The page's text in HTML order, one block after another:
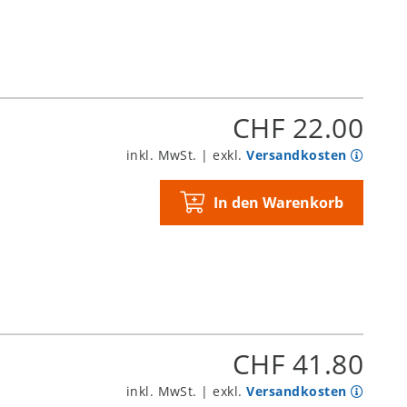
CHF 22.00
inkl. MwSt. | exkl.Versandkosten
In den Warenkorb
CHF 41.80
inkl. MwSt. | exkl.Versandkosten